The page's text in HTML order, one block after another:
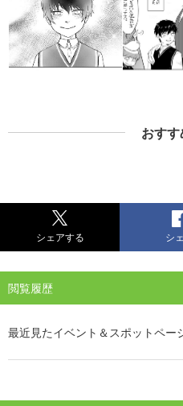
おす
シェアする シ
閲覧履歴
最近見たイベント＆スポットペー